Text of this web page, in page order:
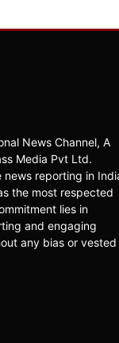
News Channel, A
Media Pvt Ltd.
news reporting in
the most respected
lies in
and engaging
any bias or vested